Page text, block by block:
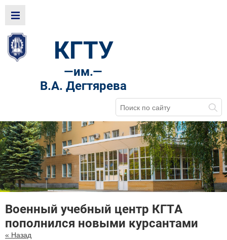
КГТУ
—им.—
В.А. Дегтярева
Военный учебный центр КГТА
пополнился новыми курсантами
« Назад